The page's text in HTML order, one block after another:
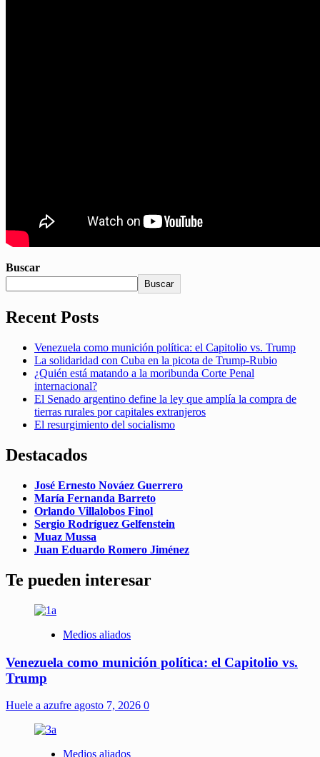
Buscar
Buscar
Recent Posts
Venezuela como munición política: el Capitolio vs. Trump
La solidaridad con Cuba en la picota de Trump-Rubio
¿Quién está matando a la moribunda Corte Penal
internacional?
El Senado argentino define la ley que amplía la compra de
tierras rurales por capitales extranjeros
El resurgimiento del socialismo
Destacados
José Ernesto Nováez Guerrero
María Fernanda Barreto
Orlando Villalobos Finol
Sergio Rodríguez Gelfenstein
Muaz Mussa
Juan Eduardo Romero Jiménez
Te pueden interesar
Medios aliados
Venezuela como munición política: el Capitolio vs.
Trump
Huele a azufre agosto 7, 2026 0
Medios aliados